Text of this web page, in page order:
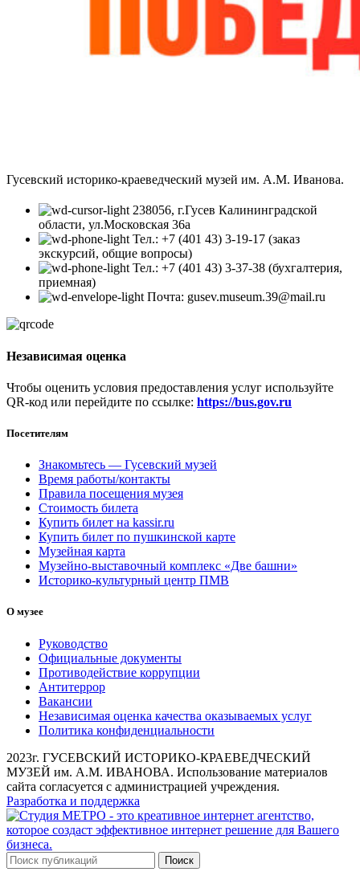
Гусевский историко-краеведческий музей им. А.М. Иванова.
238056, г.Гусев Калининградской
области, ул.Московская 36а
Тел.: +7 (401 43) 3-19-17 (заказ
экскурсий, общие вопросы)
Тел.: +7 (401 43) 3-37-38 (бухгалтерия,
приемная)
Почта: gusev.museum.39@mail.ru
Независимая оценка
Чтобы оценить условия предоставления услуг используйте
QR-код или перейдите по ссылке: https://bus.gov.ru
Посетителям
Знакомьтесь — Гусевский музей
Время работы/контакты
Правила посещения музея
Стоимость билета
Купить билет на kassir.ru
Купить билет по пушкинской карте
Музейная карта
Музейно-выставочный комплекс «Две башни»
Историко-культурный центр ПМВ
О музее
Руководство
Официальные документы
Противодействие коррупции
Антитеррор
Вакансии
Независимая оценка качества оказываемых услуг
Политика конфиденциальности
2023г. ГУСЕВСКИЙ ИСТОРИКО-КРАЕВЕДЧЕСКИЙ
МУЗЕЙ им. А.М. ИВАНОВА. Использование материалов
сайта согласуется с администрацией учреждения.
Разработка и поддержка
Поиск